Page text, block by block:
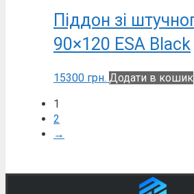
Піддон зі
90×120 ESA Black
15300 грн. Додати в кошик
1
2
→